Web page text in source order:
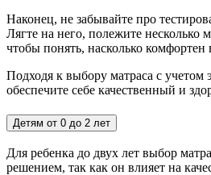
Наконец, не забывайте про
Лягте на него, полежите несколько
чтобы понять, насколько
Подходя к выбору матраса с учетом
обеспечите себе качественный и
Детям от 0 до 2 лет
Для ребенка до двух лет выбор
решением, так как он влияет на